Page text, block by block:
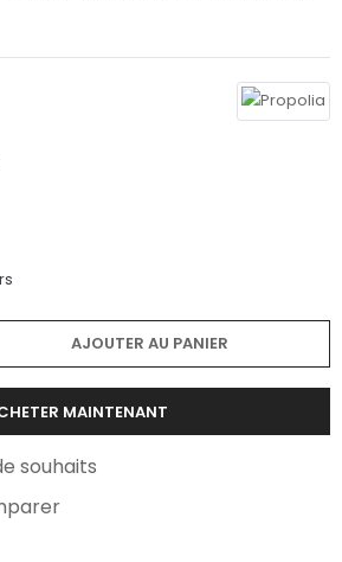
AJOUTER AU PANIER
MAINTENANT
souhaits